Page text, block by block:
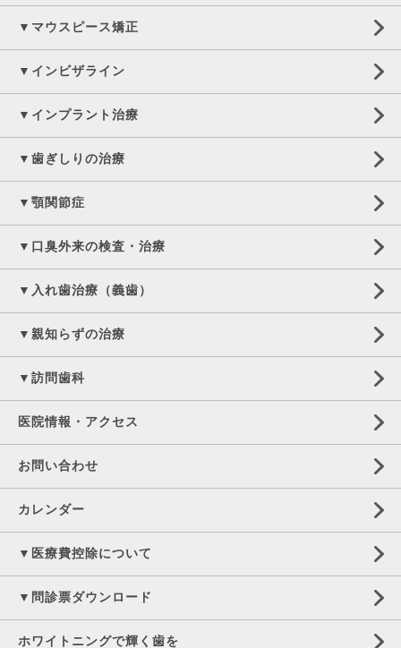
▼マウスピース矯正
▼インビザライン
▼インプラント治療
▼歯ぎしりの治療
▼顎関節症
▼口臭外来の検査・治療
▼入れ歯治療（義歯）
▼親知らずの治療
▼訪問歯科
医院情報・アクセス
お問い合わせ
カレンダー
▼医療費控除について
▼問診票ダウンロード
ホワイトニングで輝く歯を